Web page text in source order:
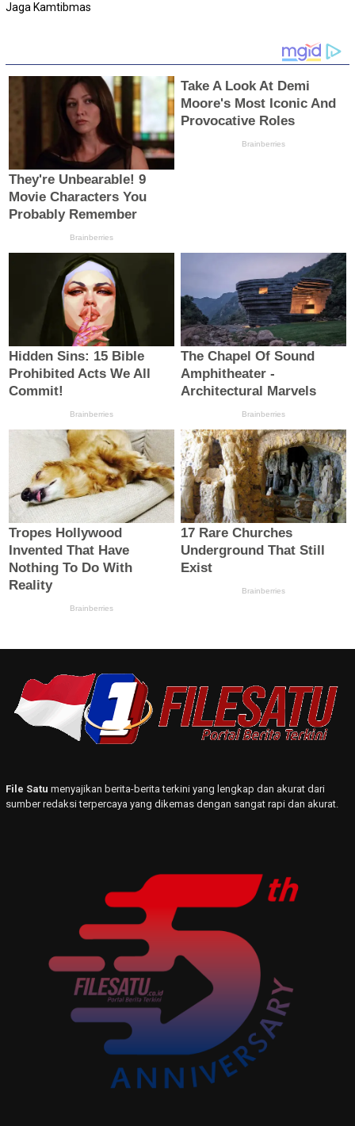
Jaga Kamtibmas
File Satu menyajikan berita-berita terkini yang lengkap dan akurat dari
sumber redaksi terpercaya yang dikemas dengan sangat rapi dan akurat.